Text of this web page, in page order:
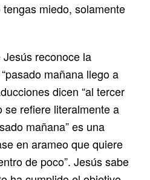
miedo, solamente
reconoce la
mañana llego a
dicen “al tercer
se refiere literalmente a
mañana” es una
en arameo que quiere
de poco”. Jesús sabe